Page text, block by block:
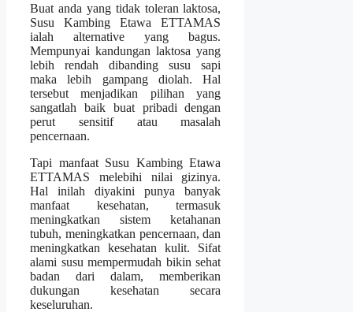
Buat anda yang tidak toleran laktosa,
Susu Kambing Etawa ETTAMAS
ialah alternative yang bagus.
Mempunyai kandungan laktosa yang
lebih rendah dibanding susu sapi
maka lebih gampang diolah. Hal
tersebut menjadikan pilihan yang
sangatlah baik buat pribadi dengan
perut sensitif atau masalah
pencernaan.
Tapi manfaat Susu Kambing Etawa
ETTAMAS melebihi nilai gizinya.
Hal inilah diyakini punya banyak
manfaat kesehatan, termasuk
meningkatkan sistem ketahanan
tubuh, meningkatkan pencernaan, dan
meningkatkan kesehatan kulit. Sifat
alami susu mempermudah bikin sehat
badan dari dalam, memberikan
dukungan kesehatan secara
keseluruhan.